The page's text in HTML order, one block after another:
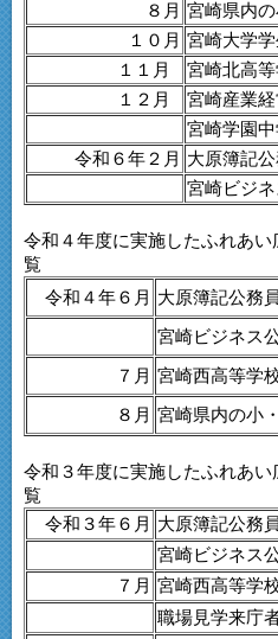
８月 宮崎県内
１０月 宮崎大学学
１１月
宮崎北高
１２月
宮崎産業
宮崎学園
令和６年２月
大原簿記
宮崎ビジ
令和４年度に実施したふれあ
覧
令和４年６月
大原簿記公務
宮崎ビジネス
７月 宮崎西高等学
８月 宮崎県内の小
令和３年度に実施したふれあ
覧
令和３年６月
大原簿記公務
宮崎ビジネス
７月 宮崎西高等学
職場見学来庁